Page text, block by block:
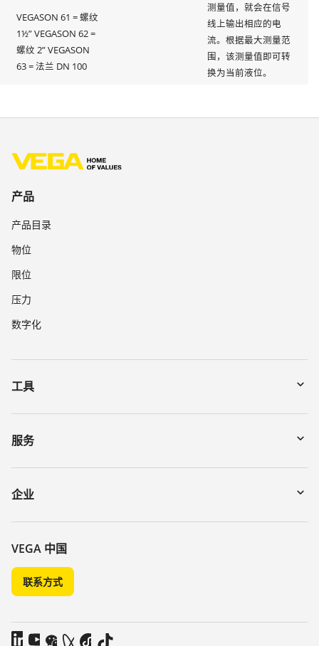
VEGASON 61 = 螺纹
1½” VEGASON 62 =
螺纹 2” VEGASON
63 = 法兰 DN 100
测量值，就会在信号
线上输出相应的电
流。根据最大测量范
围，该测量值即可转
换为当前液位。
产品
产品目录
物位
限位
压力
数字化
工具
下载
通过序列号搜索仪表
DTM Collection/PACTware
服务
寄回仪表
讲座
化学稳定性列表
介电常数列表
TeamViewer
企业
关于 VEGA
联系我们
新闻
媒体
博客
VEGA 中国
联系方式